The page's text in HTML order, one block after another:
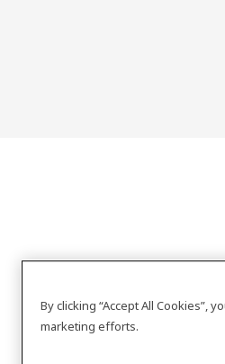
By clicking “Accept All Cookies”,
marketing efforts.